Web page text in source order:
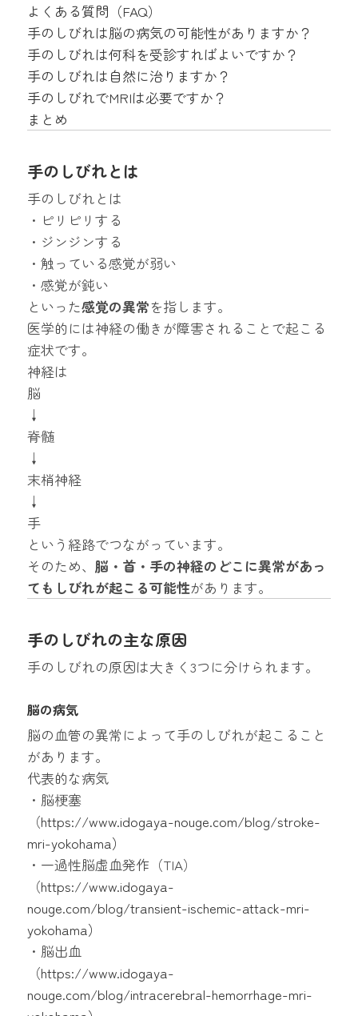
よくある質問（FAQ）
手のしびれは脳の病気の可能性がありますか？
手のしびれは何科を受診すればよいですか？
手のしびれは自然に治りますか？
手のしびれでMRIは必要ですか？
まとめ
手のしびれとは
手のしびれとは
・ピリピリする
・ジンジンする
・触っている感覚が弱い
・感覚が鈍い
といった感覚の異常を指します。
医学的には神経の働きが障害されることで起こる
症状です。
神経は
脳
↓
脊髄
↓
末梢神経
↓
手
という経路でつながっています。
そのため、 脳・首・手の神経のどこに異常があっ
てもしびれが起こる可能性があります。
手のしびれの主な原因
手のしびれの原因は大きく3つに分けられます。
脳の病気
脳の血管の異常によって手のしびれが起こること
があります。
代表的な病気
・脳梗塞
（https://www.idogaya-nouge.com/blog/stroke-
mri-yokohama）
・一過性脳虚血発作（TIA）
（https://www.idogaya-
nouge.com/blog/transient-ischemic-attack-mri-
yokohama）
・脳出血
（https://www.idogaya-
nouge.com/blog/intracerebral-hemorrhage-mri-